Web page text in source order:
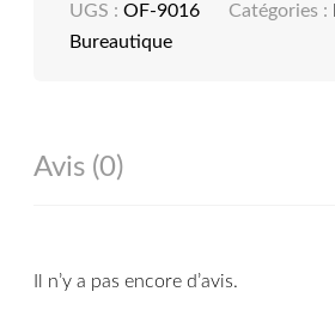
UGS :OF-9016 Catégories :
Bureautique
Avis (0)
Il n’y a pas encore d’avis.